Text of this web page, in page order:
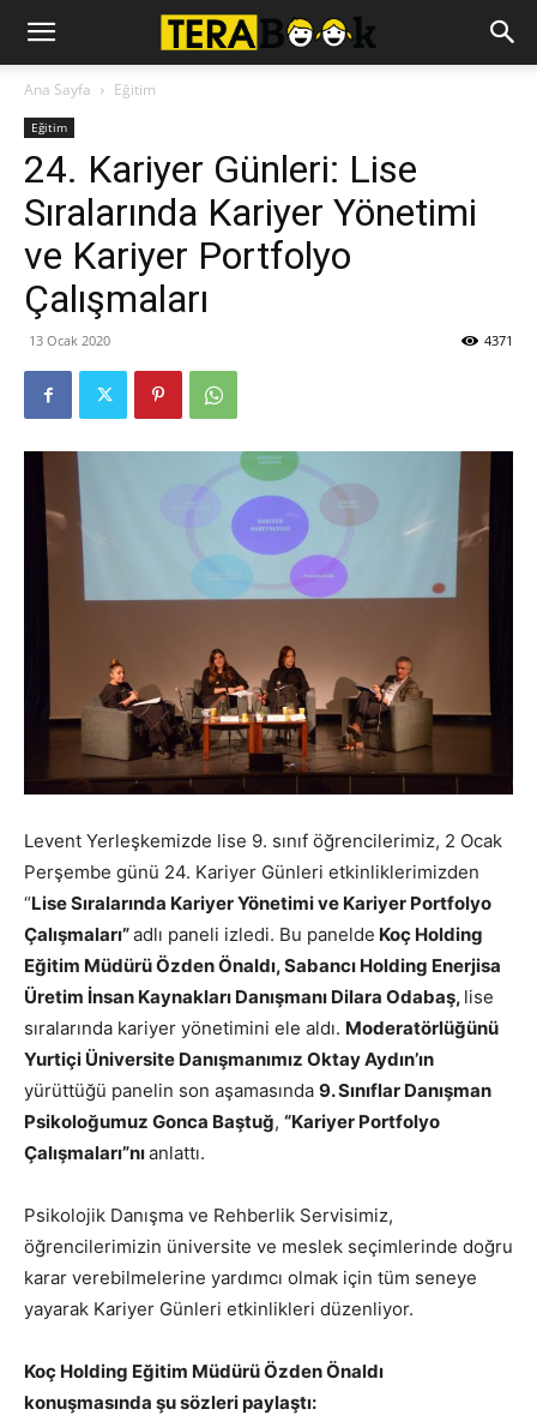
Ana Sayfa Eğitim
Eğitim
24. Kariyer Günleri: Lise
Sıralarında Kariyer Yönetimi
ve Kariyer Portfolyo
Çalışmaları
13 Ocak 2020 4371
Levent Yerleşkemizde lise 9. sınıf öğrencilerimiz, 2 Ocak
Perşembe günü 24. Kariyer Günleri etkinliklerimizden
“Lise Sıralarında Kariyer Yönetimi ve Kariyer Portfolyo
Çalışmaları”adlı paneli izledi. Bu panelde Koç Holding
Eğitim Müdürü Özden Önaldı, Sabancı Holding Enerjisa
Üretim İnsan Kaynakları Danışmanı Dilara Odabaş, lise
sıralarında kariyer yönetimini ele aldı. Moderatörlüğünü
Yurtiçi Üniversite Danışmanımız Oktay Aydın’ın
yürüttüğü panelin son aşamasında 9. Sınıflar Danışman
Psikoloğumuz Gonca Baştuğ, “Kariyer Portfolyo
Çalışmaları”nıanlattı.
Psikolojik Danışma ve Rehberlik Servisimiz,
öğrencilerimizin üniversite ve meslek seçimlerinde doğru
karar verebilmelerine yardımcı olmak için tüm seneye
yayarak Kariyer Günleri etkinlikleri düzenliyor.
Koç Holding Eğitim Müdürü Özden Önaldı
konuşmasında şu sözleri paylaştı: